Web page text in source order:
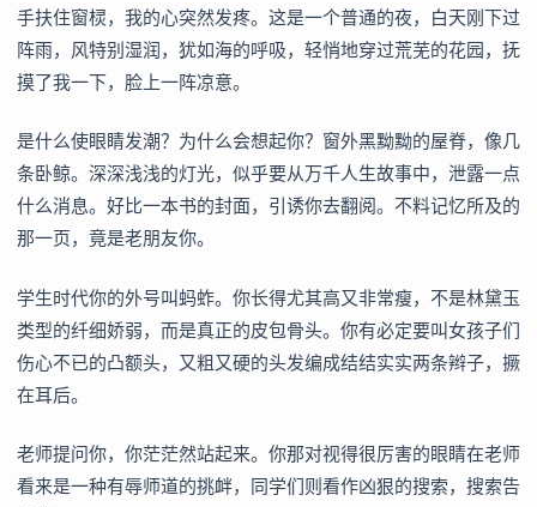
手扶住窗棂，我的心突然发疼。这是一个普通的夜，白天刚下过
阵雨，风特别湿润，犹如海的呼吸，轻悄地穿过荒芜的花园，抚
摸了我一下，脸上一阵凉意。
是什么使眼睛发潮？为什么会想起你？窗外黑黝黝的屋脊，像几
条卧鲸。深深浅浅的灯光，似乎要从万千人生故事中，泄露一点
什么消息。好比一本书的封面，引诱你去翻阅。不料记忆所及的
那一页，竟是老朋友你。
学生时代你的外号叫蚂蚱。你长得尤其高又非常瘦，不是林黛玉
类型的纤细娇弱，而是真正的皮包骨头。你有必定要叫女孩子们
伤心不已的凸额头，又粗又硬的头发编成结结实实两条辫子，撅
在耳后。
老师提问你，你茫茫然站起来。你那对视得很厉害的眼睛在老师
看来是一种有辱师道的挑衅，同学们则看作凶狠的搜索，搜索告